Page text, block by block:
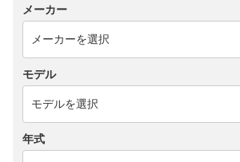
メーカー
モデル
年式